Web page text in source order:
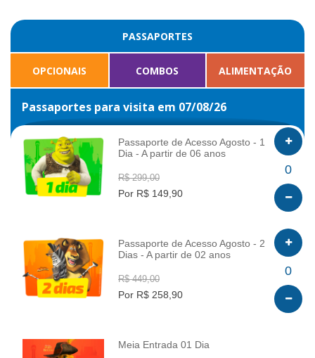
PASSAPORTES
OPCIONAIS COMBOS ALIMENTAÇÃO
Passaportes para visita em 07/08/26
INFO
Passaporte de Acesso Agosto - 1
Dia - A partir de 06 anos
R$ 299,00
Por R$ 149,90
0
INFO
Passaporte de Acesso Agosto - 2
Dias - A partir de 02 anos
R$ 449,00
Por R$ 258,90
0
Meia Entrada 01 Dia